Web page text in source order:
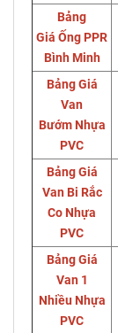
Bảng
Giá Ống PPR
Bình Minh
Bảng Giá
Van
Bướm Nhựa
PVC
Bảng Giá
Van Bi Rắc
Co Nhựa
PVC
Bảng Giá
Van 1
Nhiều Nhựa
PVC